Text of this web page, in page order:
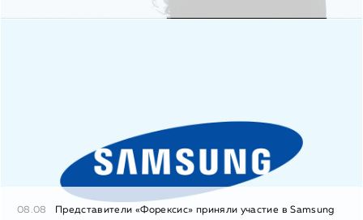
08.08 Представители «Форексис» приняли участие в Samsung